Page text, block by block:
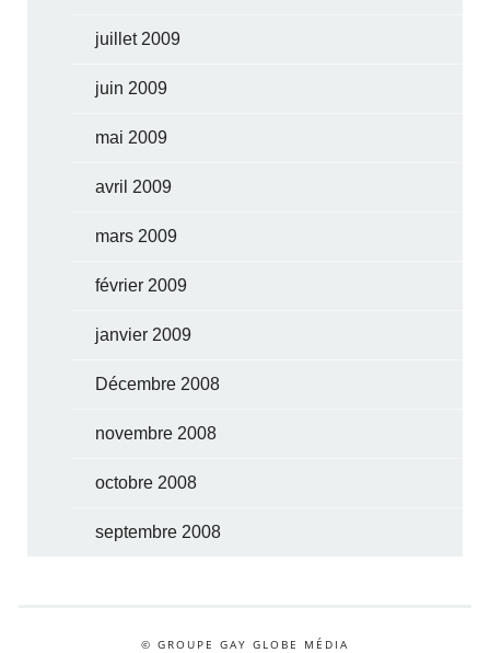
juillet 2009
juin 2009
mai 2009
avril 2009
mars 2009
février 2009
janvier 2009
Décembre 2008
novembre 2008
octobre 2008
septembre 2008
© GROUPE GAY GLOBE MÉDIA